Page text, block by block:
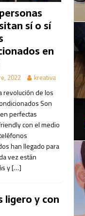
sí o sí
en
2022 kreativa
revolución de los
Son
perfectas
con el medio
han llegado para
vez están
y[…]
ligero y con